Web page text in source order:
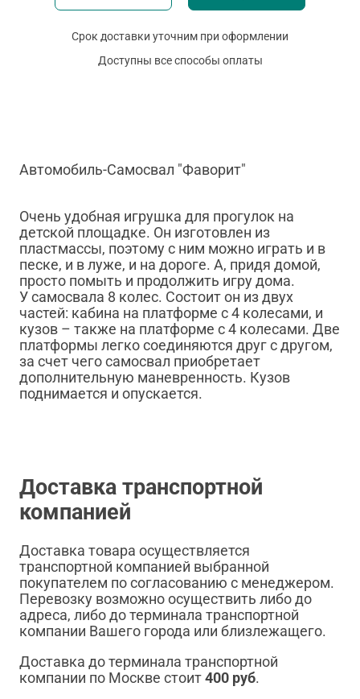
Срок доставки уточним при оформлении
Доступны все способы оплаты
Автомобиль-Самосвал "Фаворит"
Очень удобная игрушка для прогулок на
детской площадке. Он изготовлен из
пластмассы, поэтому с ним можно играть и в
песке, и в луже, и на дороге. А, придя домой,
просто помыть и продолжить игру дома.
У самосвала 8 колес. Состоит он из двух
частей: кабина на платформе с 4 колесами, и
кузов – также на платформе с 4 колесами. Две
платформы легко соединяются друг с другом,
за счет чего самосвал приобретает
дополнительную маневренность. Кузов
поднимается и опускается.
Доставка транспортной
компанией
Доставка товара осуществляется
транспортной компанией выбранной
покупателем по согласованию с менеджером.
Перевозку возможно осуществить либо до
адреса, либо до терминала транспортной
компании Вашего города или близлежащего.
Доставка до терминала транспортной
компании по Москве стоит400 руб.